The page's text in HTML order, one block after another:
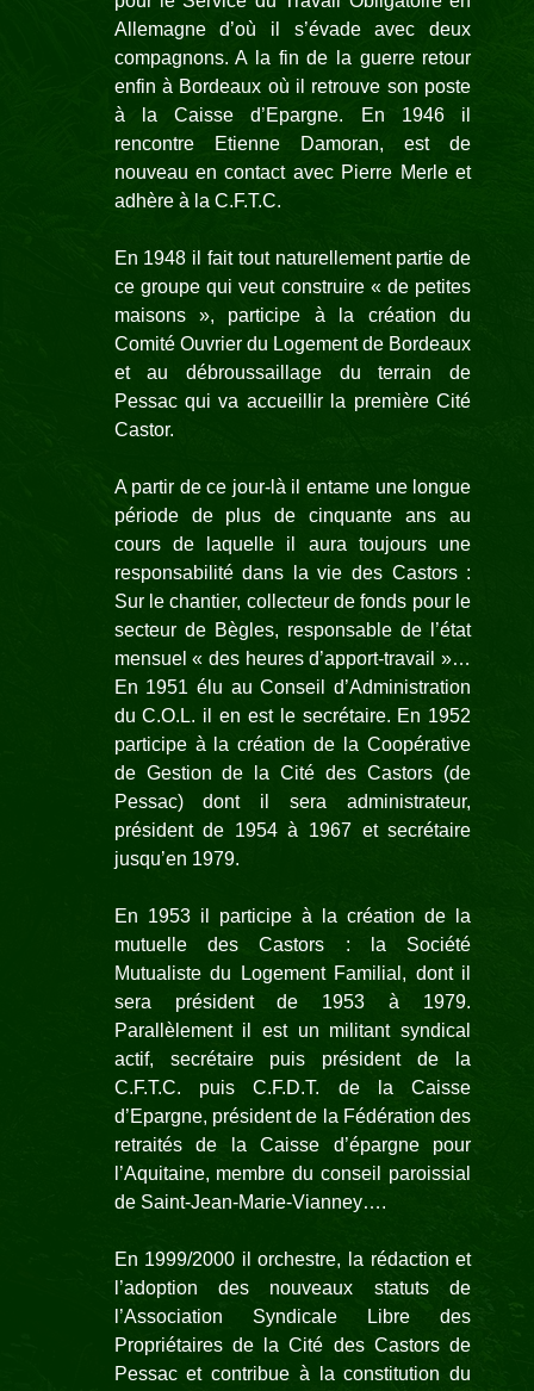
Allemagne d’où il s’évade avec deux
compagnons. A la fin de la guerre retour
enfin à Bordeaux où il retrouve son poste
à la Caisse d’Epargne. En 1946 il
rencontre Etienne Damoran, est de
nouveau en contact avec Pierre Merle et
adhère à la C.F.T.C.
En 1948 il fait tout naturellement partie de
ce groupe qui veut construire « de petites
maisons », participe à la création du
Comité Ouvrier du Logement de Bordeaux
et au débroussaillage du terrain de
Pessac qui va accueillir la première Cité
Castor.
A partir de ce jour-là il entame une longue
période de plus de cinquante ans au
cours de laquelle il aura toujours une
responsabilité dans la vie des Castors :
Sur le chantier, collecteur de fonds pour le
secteur de Bègles, responsable de l’état
mensuel « des heures d’apport-travail »…
En 1951 élu au Conseil d’Administration
du C.O.L. il en est le secrétaire. En 1952
participe à la création de la Coopérative
de Gestion de la Cité desCastors (de
Pessac) dont il sera administrateur,
président de 1954 à 1967 etsecrétaire
jusqu’en 1979.
En 1953 il participe à la création de la
mutuelle des Castors : la Société
Mutualiste du Logement Familial, dont il
sera président de 1953 à 1979.
Parallèlement il est un militant syndical
actif, secrétaire puis président de la
C.F.T.C. puis C.F.D.T. de la Caisse
d’Epargne, président de la Fédération des
retraités de la Caisse d’épargne pour
l’Aquitaine, membre du conseil paroissial
de Saint-Jean-Marie-Vianney….
En 1999/2000 il orchestre, la rédaction et
l’adoption des nouveaux statuts de
l’Association Syndicale Libre des
Propriétaires de la Cité des Castors de
Pessac et contribue à la constitution du